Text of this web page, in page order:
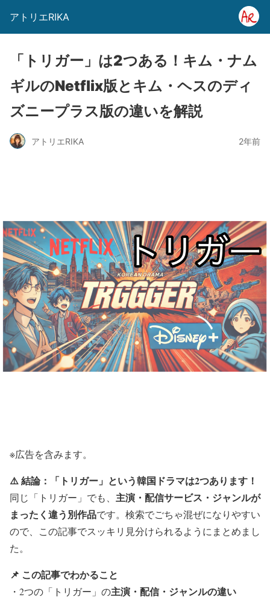
アトリエRIKA
「トリガー」は2つある！キム・ナム
ギルのNetflix版とキム・ヘスのディ
ズニープラス版の違いを解説
アトリエRIKA 2年前
※広告を含みます。
⚠️ 結論：「トリガー」という韓国ドラマは2つあります！
同じ「トリガー」でも、 主演・配信サービス・ジャンルが
まったく違う別作品です。検索でごちゃ混ぜになりやすい
ので、この記事でスッキリ見分けられるようにまとめまし
た。
📌 この記事でわかること
・2つの「トリガー」の主演・配信・ジャンルの違い